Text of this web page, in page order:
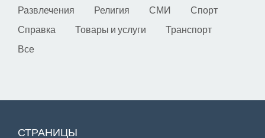
Развлечения
Религия СМИ
Спорт
Справка
Товары и услуги
Транспорт
Все
СТРАНИЦЫ